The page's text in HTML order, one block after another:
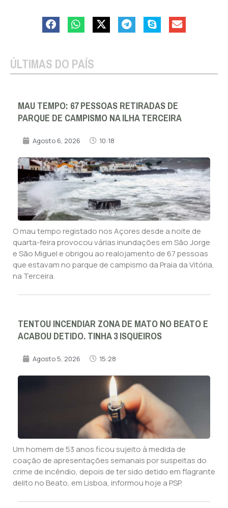
ÚLTIMAS DO PAÍS
MAU TEMPO: 67 PESSOAS RETIRADAS DE
PARQUE DE CAMPISMO NA ILHA TERCEIRA
Agosto 6, 2026 10:18
O mau tempo registado nos Açores desde a noite de
quarta-feira provocou várias inundações em São Jorge
e São Miguel e obrigou ao realojamento de 67 pessoas
que estavam no parque de campismo da Praia da Vitória,
na Terceira.
TENTOU INCENDIAR ZONA DE MATO NO BEATO E
ACABOU DETIDO. TINHA 3 ISQUEIROS
Agosto 5, 2026 15:28
Um homem de 53 anos ficou sujeito à medida de
coação de apresentações semanais por suspeitas do
crime de incêndio, depois de ter sido detido em flagrante
delito no Beato, em Lisboa, informou hoje a PSP.